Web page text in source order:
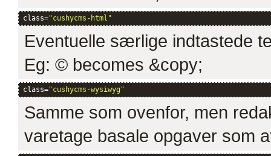
class="cushycms-html"
Eventuelle særlige indtastede
Eg: © becomes &copy;
class="cushycms-wysiwyg"
Samme som ovenfor, men
varetage basale opgaver som